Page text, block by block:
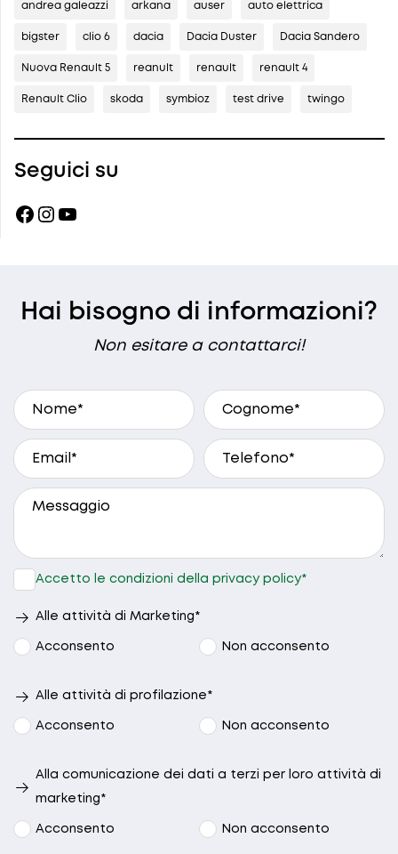
andrea galeazzi arkana auser auto elettrica
bigster clio 6 dacia Dacia Duster Dacia Sandero
Nuova Renault 5 reanult renault renault 4
Renault Clio skoda symbioz test drive twingo
Seguici su
Facebook
Instagram
YouTube
Hai bisogno di informazioni?
Non esitare a contattarci!
A che ora preferisci essere ricontattato?
Nessuna
Accetto le condizioni della privacy policy*
Alle attività di Marketing*
Acconsento Non acconsento
Alle attività di profilazione*
Acconsento Non acconsento
Alla comunicazione dei dati a terzi per loro attività di
marketing*
Acconsento Non acconsento